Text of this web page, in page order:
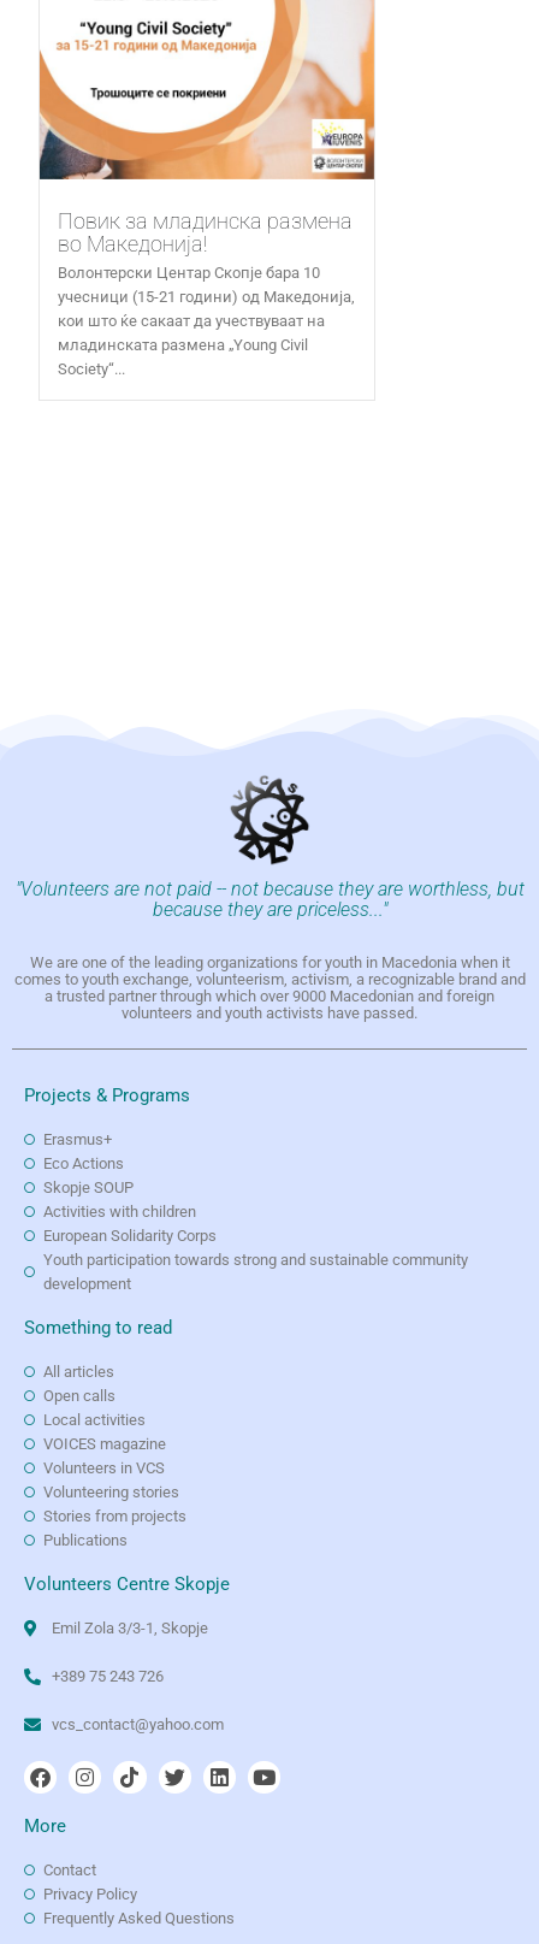
Повик за младинска размена
во Македонија!
Волонтерски Центар Скопје бара 10
учесници (15-21 години) од Македонија,
кои што ќе сакаат да учествуваат на
младинската размена „Young Civil
Society“...
"Volunteers are not paid -- not because they are worthless, but
because they are priceless..."
We are one of the leading organizations for youth in Macedonia when it
comes to youth exchange, volunteerism, activism, a recognizable brand and
a trusted partner through which over 9000 Macedonian and foreign
volunteers and youth activists have passed.
Projects & Programs
Erasmus+
Eco Actions
Skopje SOUP
Activities with children
European Solidarity Corps
Youth participation towards strong and sustainable community
development
Something to read
All articles
Open calls
Local activities
VOICES magazine
Volunteers in VCS
Volunteering stories
Stories from projects
Publications
Volunteers Centre Skopje
Emil Zola 3/3-1, Skopje
+389 75 243 726
vcs_contact@yahoo.com
More
Contact
Privacy Policy
Frequently Asked Questions